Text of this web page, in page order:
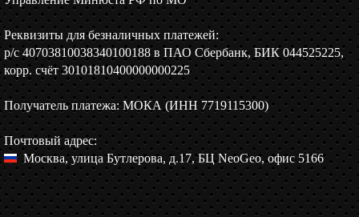
Реквизиты для безналичных платежей:
р/c 40703810038340100188 в ПАО Сбербанк, БИК 044525225,
корр. счёт 30101810400000000225
Получатель платежа: МОКА (ИНН 7719115300)
Почтовый адрес:
Москва, улица Бутлерова, д.17, БЦ NeoGeo, офис 5166